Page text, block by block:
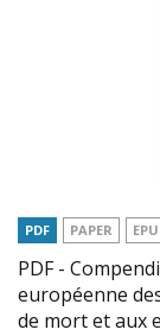
PDF PAPER
PDF -
européenne
de mort et aux